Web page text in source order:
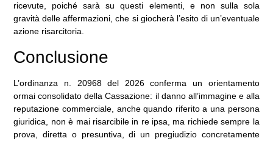
ricevute, poiché sarà su questi elementi, e non sulla sola
gravità delle affermazioni, che si giocherà l’esito di un’eventuale
azione risarcitoria.
Conclusione
L’ordinanza n. 20968 del 2026 conferma un orientamento
ormai consolidato della Cassazione: il danno all’immagine e alla
reputazione commerciale, anche quando riferito a una persona
giuridica, non è mai risarcibile in re ipsa, ma richiede sempre la
prova, diretta o presuntiva, di un pregiudizio concretamente